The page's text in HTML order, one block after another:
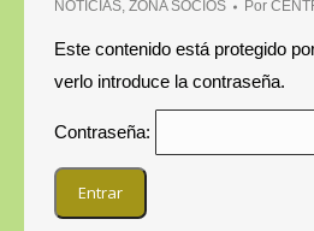
NOTICIAS, ZONA SOCIOS Por
Este contenido está protegido
verlo introduce la contraseña.
Contraseña: